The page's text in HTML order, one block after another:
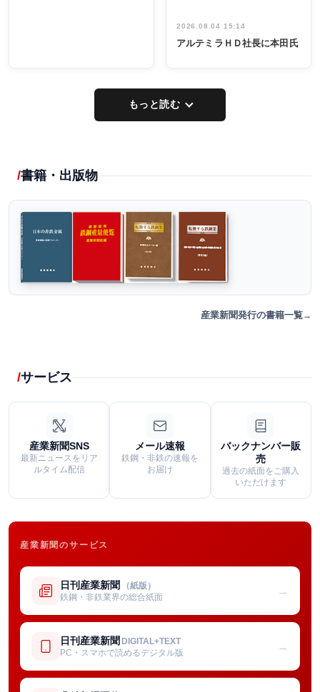
2026.08.04 15:14
アルテミラＨＤ社長に本田氏
もっと読む
書籍・出版物
産業新聞発行の書籍一覧
サービス
産業新聞SNS
最新ニュースをリア
ルタイム配信
メール速報
鉄鋼・非鉄の速報を
お届け
バックナンバー販
売
過去の紙面をご購入
いただけます
産業新聞のサービス
日刊産業新聞 （紙版）
鉄鋼・非鉄業界の総合紙面
→
日刊産業新聞 DIGITAL+TEXT
PC・スマホで読めるデジタル版
→